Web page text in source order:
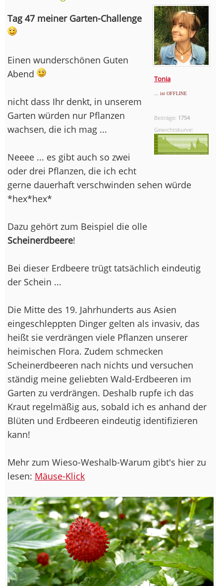
Tonia
... ist OFFLINE
Beiträge: 1754
Gewichtskurve:
Tag 47 meiner Garten-Challenge
Einen wunderschönen Guten
Abend
nicht dass Ihr denkt, in unserem
Garten würden nur Pflanzen
wachsen, die ich mag ...
Neeee ... es gibt auch so zwei
oder drei Pflanzen, die ich echt
gerne dauerhaft verschwinden sehen würde
*hex*hex*
Dazu gehört zum Beispiel die olle
Scheinerdbeere!
Bei dieser Erdbeere trügt tatsächlich eindeutig
der Schein ...
Die Mitte des 19. Jahrhunderts aus Asien
eingeschleppten Dinger gelten als invasiv, das
heißt sie verdrängen viele Pflanzen unserer
heimischen Flora. Zudem schmecken
Scheinerdbeeren nach nichts und versuchen
ständig meine geliebten Wald-Erdbeeren im
Garten zu verdrängen. Deshalb rupfe ich das
Kraut regelmäßig aus, sobald ich es anhand der
Blüten und Erdbeeren eindeutig identifizieren
kann!
Mehr zum Wieso-Weshalb-Warum gibt's hier zu
lesen: Mäuse-Klick